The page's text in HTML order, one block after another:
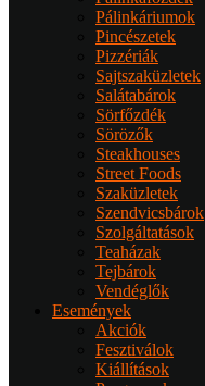
Pálinkáriumok
Pincészetek
Pizzériák
Sajtszaküzletek
Salátabárok
Sörfőzdék
Sörözők
Steakhouses
Street Foods
Szaküzletek
Szendvicsbárok
Szolgáltatások
Teaházak
Tejbárok
Vendéglők
Események
Akciók
Fesztiválok
Kiállítások